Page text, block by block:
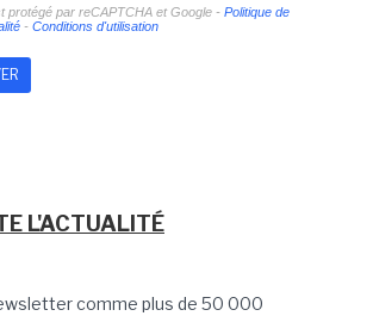
protégé par reCAPTCHA et Google - Politique de
- Conditions d'utilisation
L'ACTUALITÉ
comme plus de 50 000